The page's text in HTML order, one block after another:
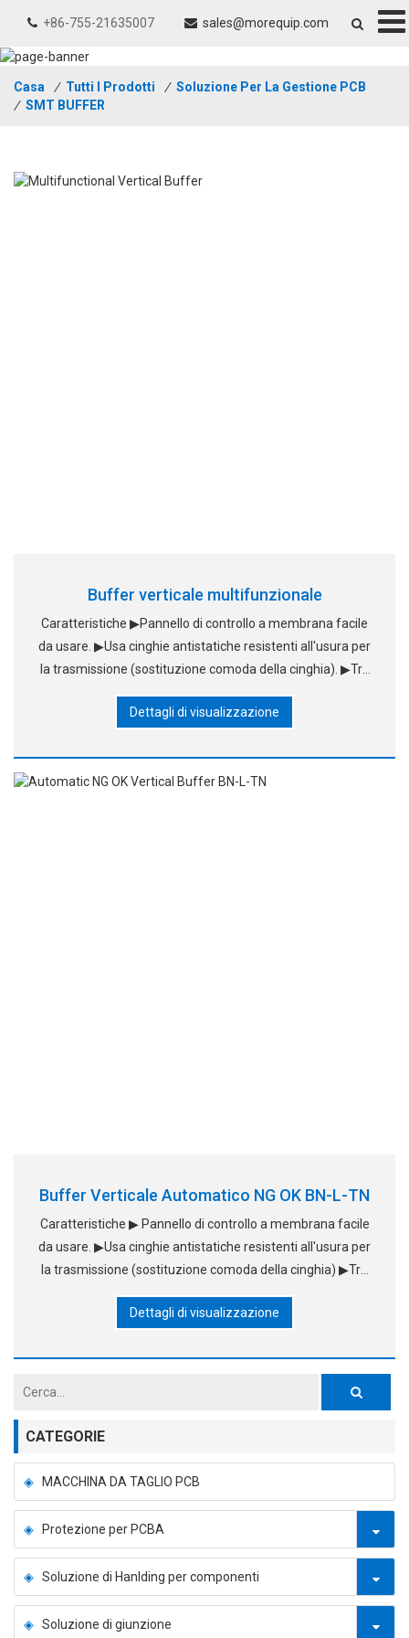
+86-755-21635007 sales@morequip.com
Casa / Tutti I Prodotti / Soluzione Per La Gestione PCB
/ SMT BUFFER
Buffer verticale multifunzionale
Caratteristiche ▶Pannello di controllo a membrana facile
da usare. ▶Usa cinghie antistatiche resistenti all'usura per
la trasmissione (sostituzione comoda della cinghia). ▶Tre
Regolazione parallela e liscia di larghezza
Dettagli di visualizzazione
Buffer Verticale Automatico NG OK BN-L-TN
Caratteristiche ▶ Pannello di controllo a membrana facile
da usare. ▶Usa cinghie antistatiche resistenti all'usura per
la trasmissione (sostituzione comoda della cinghia) ▶Tre
larghezza parallela e liscia
Dettagli di visualizzazione
CATEGORIE
MACCHINA DA TAGLIO PCB
Protezione per PCBA
Soluzione di Hanlding per componenti
Soluzione di giunzione